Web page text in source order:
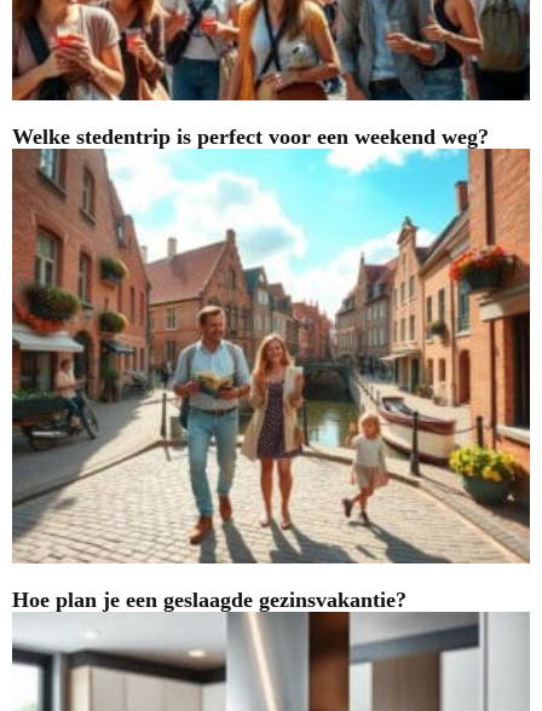
Welke stedentrip is perfect voor een weekend weg?
Hoe plan je een geslaagde gezinsvakantie?